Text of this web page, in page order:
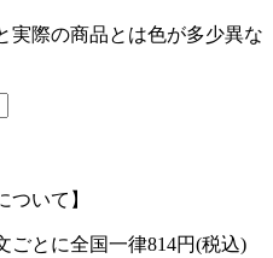
際の商品とは色が多少異な
ついて】
ごとに全国一律814円(税込)